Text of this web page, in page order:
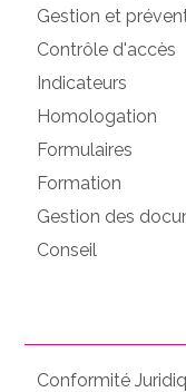
Gestion et
Contrôle d'accès
Indicateurs
Homologation
Formulaires
Formation
Gestion des
Conseil
Conformité